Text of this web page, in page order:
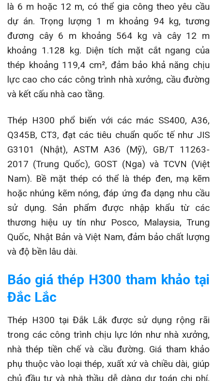
là 6 m hoặc 12 m, có thể gia công theo yêu cầu
dự án. Trọng lượng 1 m khoảng 94 kg, tương
đương cây 6 m khoảng 564 kg và cây 12 m
khoảng 1.128 kg. Diện tích mặt cắt ngang của
thép khoảng 119,4 cm², đảm bảo khả năng chịu
lực cao cho các công trình nhà xưởng, cầu đường
và kết cấu nhà cao tầng.
Thép H300 phổ biến với các mác SS400, A36,
Q345B, CT3, đạt các tiêu chuẩn quốc tế như JIS
G3101 (Nhật), ASTM A36 (Mỹ), GB/T 11263-
2017 (Trung Quốc), GOST (Nga) và TCVN (Việt
Nam). Bề mặt thép có thể là thép đen, mạ kẽm
hoặc nhúng kẽm nóng, đáp ứng đa dạng nhu cầu
sử dụng. Sản phẩm được nhập khẩu từ các
thương hiệu uy tín như Posco, Malaysia, Trung
Quốc, Nhật Bản và Việt Nam, đảm bảo chất lượng
và độ bền lâu dài.
Báo giá thép H300 tham khảo tại
Đắc Lắc
Thép H300 tại Đắk Lắk được sử dụng rộng rãi
trong các công trình chịu lực lớn như nhà xưởng,
nhà thép tiền chế và cầu đường. Giá tham khảo
phụ thuộc vào loại thép, xuất xứ và chiều dài, giúp
chủ đầu tư và nhà thầu dễ dàng dự toán chi phí,